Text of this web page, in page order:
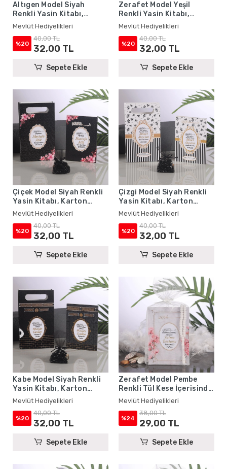
Altıgen Model Siyah
Renkli Yasin Kitabı,
Karton Çanta ve Tesbih -
Mevlüt Hediyelikleri
Mevlüt Hediyelikleri
%20
40,00 TL
32,00 TL
Sepete Ekle
Zerafet Model Yeşil
Renkli Yasin Kitabı,
Karton Çanta ve Tesbih -
Mevlüt Hediyelikleri
Mevlüt Hediyelikleri
%20
40,00 TL
32,00 TL
Sepete Ekle
Çiçek Model Siyah Renkli
Yasin Kitabı, Karton
Çanta ve Tesbih - Mevlüt
Hediyelikleri
Mevlüt Hediyelikleri
%20
40,00 TL
32,00 TL
Sepete Ekle
Çizgi Model Siyah Renkli
Yasin Kitabı, Karton
Çanta ve Tesbih - Mevlüt
Hediyelikleri
Mevlüt Hediyelikleri
%20
40,00 TL
32,00 TL
Sepete Ekle
Kabe Model Siyah Renkli
Yasin Kitabı, Karton
Çanta ve Tesbih - Mevlüt
Hediyelikleri
Mevlüt Hediyelikleri
%20
40,00 TL
32,00 TL
Sepete Ekle
Zerafet Model Pembe
Renkli Tül Kese İçerisinde
Yasin Kitabı ve Tesbih -
Mevlüt Hediyelikleri
Mevlüt Hediyelikleri
%24
38,00 TL
29,00 TL
Sepete Ekle